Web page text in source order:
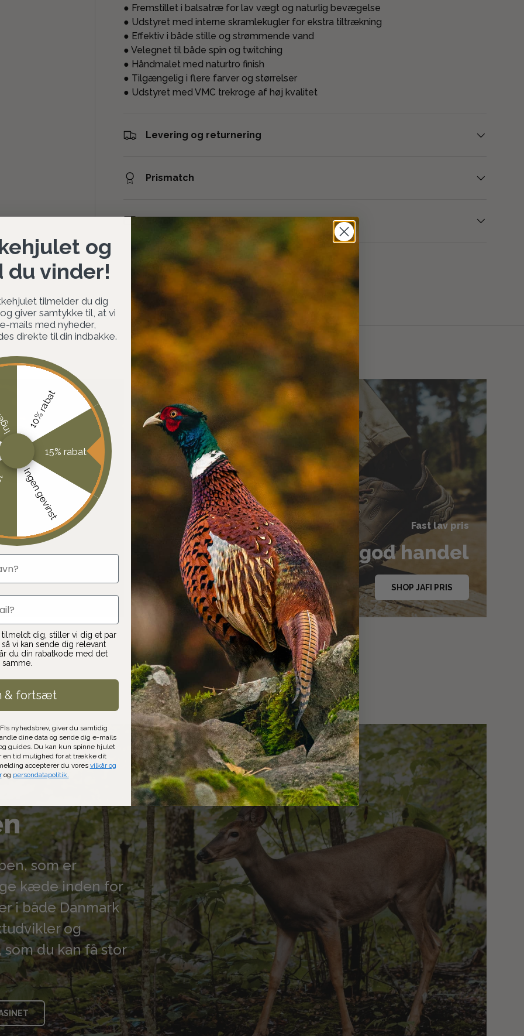
● Fremstillet i balsatræ for lav vægt og naturlig bevægelse
● Udstyret med interne skramlekugler for ekstra tiltrækning
● Effektiv i både stille og strømmende vand
● Velegnet til både spin og twitching
● Håndmalet med naturtro finish
● Tilgængelig i flere farver og størrelser
● Udstyret med VMC trekroge af høj kvalitet
Levering og returnering
Prismatch
Betaling og sikkerhed
Fast lav pris
Gør altid en god handel
SHOP JAFI PRIS
som er
kæde inden for
i både Danmark
og
du kan få stor
og
du vinder!
tilmelder du dig
giver samtykke til, at vi
mails med nyheder,
direkte til din indbakke.
10% rabat
15% rabat
Ingen gevinst
tilmeldt dig, stiller vi dig et par
vi kan sende dig relevant
du din rabatkode med det
samme.
& fortsæt
nyhedsbrev, giver du samtidig
dine data og sende dig e-mails
guides. Du kan kun spinne hjulet
en tid mulighed for at trække dit
accepterer du vores vilkår og
og persondatapolitik.